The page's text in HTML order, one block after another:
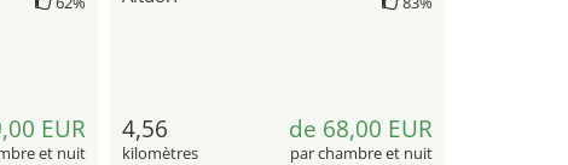
EUR
et nuit
4,56
kilomètres
de 68,00 EUR
par chambre et nuit